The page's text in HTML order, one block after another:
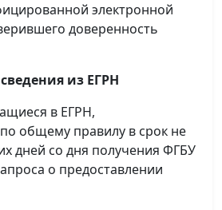
электронной
доверенность
из ЕГРН
в ЕГРН,
общему правилу в срок не
дней со дня получения ФГБУ
о предоставлении